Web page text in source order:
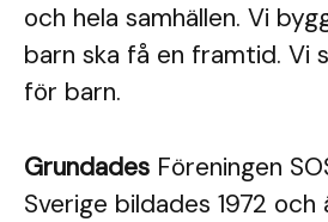
och hela samhällen. Vi
barn ska få en framtid. Vi
för barn.
Grundades Föreningen
Sverige bildades 1972